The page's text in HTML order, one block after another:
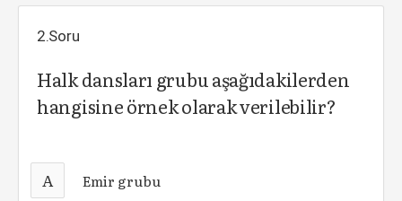
2.Soru
Halk dansları grubu aşağıdakilerden
hangisine örnek olarak verilebilir?
A Emir grubu